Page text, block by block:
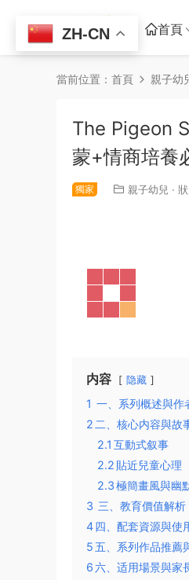
首頁
當前位置： 首頁 親子幼
The Pigeon
蒙+情商培養
獨家 親子幼兒 ·
内容 隐藏
1 一、系列概述與作
2 二、核心内容與故
2.1 ​互動式叙事​
2.2 ​貼近兒童心理​
2.3極簡畫風與幽
3 三、教育價值解析​
4四、配套資源與使
5五、系列作品推薦
6六、适用場景與家
ZH-CN